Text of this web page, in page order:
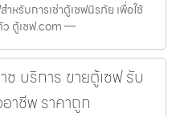
หรับการเช่าตู้เซฟนิรภัย เพื่อใช้
ว ตู้เซฟ.com —
ช บริการ ขายตู้เซฟ รับ
าชีพ ราคาถูก